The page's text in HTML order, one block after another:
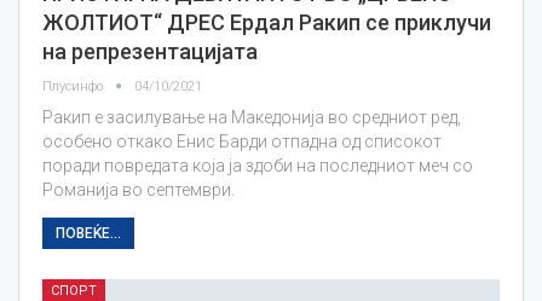
ЖОЛТИОТ“ ДРЕС Ердал Ракип се приклучи
на репрезентацијата
Плусинфо 04/10/2021
Ракип е засилување на Македонија во средниот ред,
особено откако Енис Барди отпадна од списокот
поради повредата која ја здоби на последниот меч со
Романија во септември.
ПОВЕЌЕ...
СПОРТ